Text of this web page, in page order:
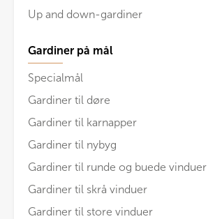
Up and down-gardiner
Gardiner på mål
Specialmål
Gardiner til døre
Gardiner til karnapper
Gardiner til nybyg
Gardiner til runde og buede vinduer
Gardiner til skrå vinduer
Gardiner til store vinduer